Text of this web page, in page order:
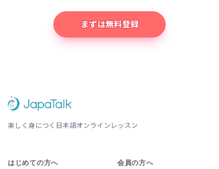
For Beginners,
Basic い-
10分で読（よ）
める日本の歴史
JP-EN Words
List for IT
Digital
グ用語一覧
Mina先生
まずは無料登録
楽しく身につく日本語オンラインレッスン
はじめての方へ 会員の方へ